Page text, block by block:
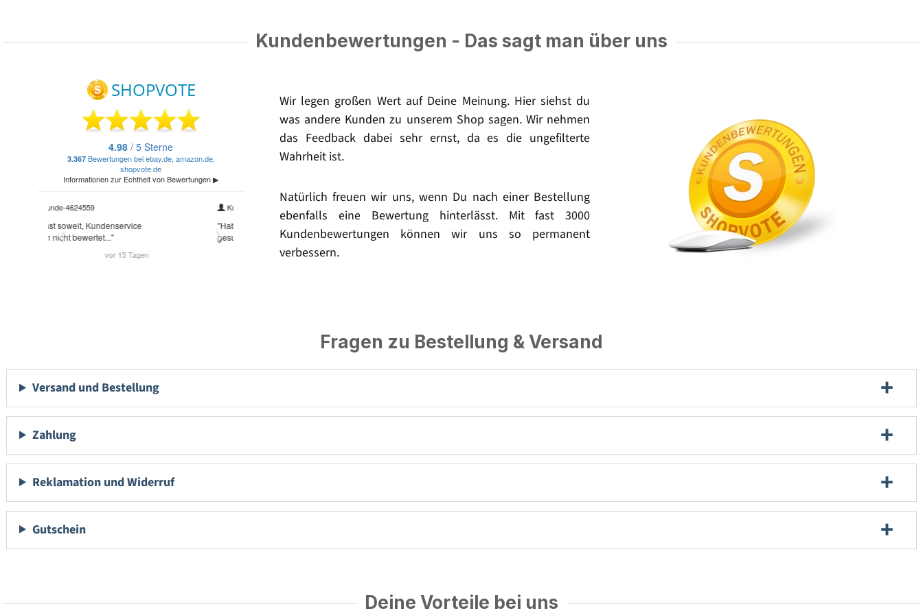
Kundenbewertungen - Das sagt man über uns
Wir legen großen Wert auf Deine Meinung. Hier siehst du
was andere Kunden zu unserem Shop sagen. Wir nehmen
das Feedback dabei sehr ernst, da es die ungefilterte
Wahrheit ist.
Natürlich freuen wir uns, wenn Du nach einer Bestellung
ebenfalls eine Bewertung hinterlässt. Mit fast 3000
Kundenbewertungen können wir uns so permanent
verbessern.
Fragen zu Bestellung & Versand
Versand und Bestellung
Zahlung
Reklamation und Widerruf
Gutschein
Deine Vorteile bei uns